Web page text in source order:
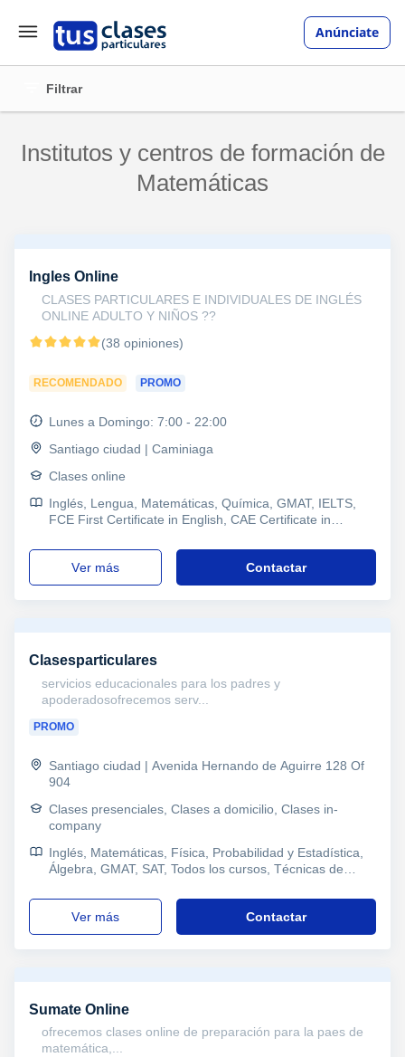
Anúnciate
Filtrar
Institutos y centros de formación de
Matemáticas
Ingles Online
CLASES PARTICULARES E INDIVIDUALES DE INGLÉS
ONLINE ADULTO Y NIÑOS ??
(38 opiniones)
RECOMENDADO PROMO
Lunes a Domingo: 7:00 - 22:00
Santiago ciudad | Caminiaga
Clases online
Inglés, Lengua, Matemáticas, Química, GMAT, IELTS,
FCE First Certificate in English, CAE Certificate in
Secundaria, Enseñanza Media, Todos los cursos,
Enseñanza Básica, Universidad, Ciclos Formativos
ver más Contactar
Clasesparticulares
servicios educacionales para los padres y
apoderadosofrecemos serv...
PROMO
Santiago ciudad | Avenida Hernando de Aguirre 128 Of
904
Clases presenciales, Clases a domicilio, Clases in-
company
Inglés, Matemáticas, Física, Probabilidad y Estadística,
Álgebra, GMAT, SAT, Todos los cursos, Técnicas de
ver más Contactar
Sumate Online
ofrecemos clases online de preparación para la paes de
matemática,...